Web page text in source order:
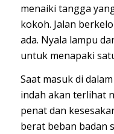
menaiki tangga
kokoh. Jalan
ada. Nyala lampu
untuk menapaki
Saat masuk di
indah akan terlihat
penat dan
berat beban badan